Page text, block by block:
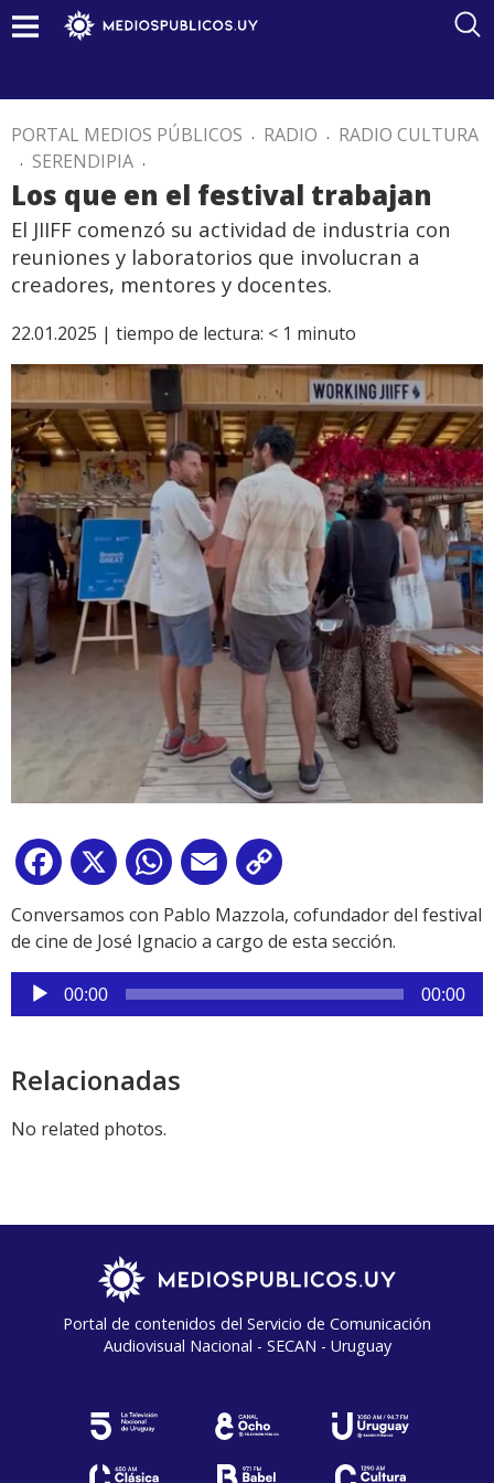
PORTAL MEDIOS PÚBLICOS . RADIO . RADIO CULTURA
. SERENDIPIA .
Los que en el festival trabajan
El JIIFF comenzó su actividad de industria con
reuniones y laboratorios que involucran a
creadores, mentores y docentes.
22.01.2025 | tiempo de lectura: < 1 minuto
Facebook
X WhatsApp
Email
Link
Conversamos con Pablo Mazzola, cofundador del festival
de cine de José Ignacio a cargo de esta sección.
Reproductor
de
00:00 00:00
Relacionadas
No related photos.
Portal de contenidos del Servicio de Comunicación
Audiovisual Nacional - SECAN - Uruguay